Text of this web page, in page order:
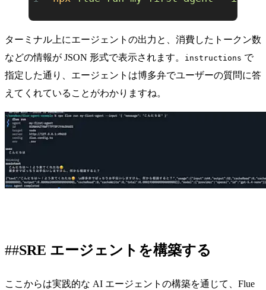
ターミナル上にエージェントの出力と、消費したトークン数
などの情報が JSON 形式で表示されます。
instructions で
指定した通り、エージェントは博多弁でユーザーの質問に答
えてくれていることがわかりますね。
SRE エージェントを構築する
ここからは実践的な AI エージェントの構築を通じて、Flue